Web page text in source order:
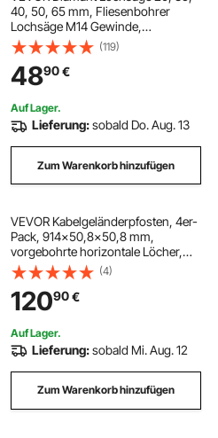
40, 50, 65 mm, Fliesenbohrer
Lochsäge M14 Gewinde,
Diamantbohrer 1,4 mm Klingen
Dicke, Glasbohrer mit 5 Bohrern
und Einer Klinge,
Folienschweißgerät für Fliesen,
Granit
(119)
4890€
Auf Lager.
Lieferung:sobald Do. Aug. 13
Zum Warenkorb hinzufügen
VEVOR Kabelgeländerpfosten, 4er-
Pack, 914x50,8x50,8 mm,
vorgebohrte horizontale Löcher,
Edelstahl SUS304, gebogene
horizontale Halterung, für Handlauf,
Balustrade, schwarz,
4JZLGZXHS914MY65M001V0
(4)
12090€
Auf Lager.
Lieferung:sobald Mi. Aug. 12
Zum Warenkorb hinzufügen